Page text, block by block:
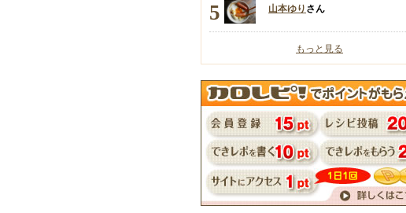
5 山本ゆり さん
もっと見る